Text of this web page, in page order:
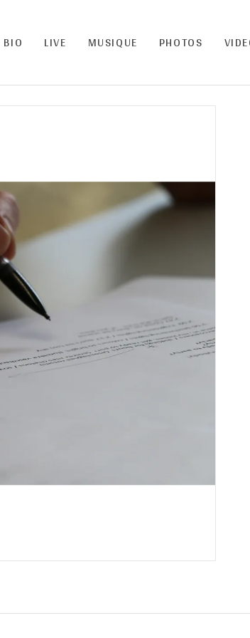
BIO LIVE MUSIQUE PHOTOS